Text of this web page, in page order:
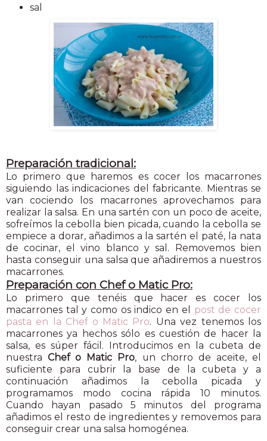
sal
Preparación tradicional:
Lo primero que haremos es cocer los macarrones
siguiendo las indicaciones del fabricante. Mientras se
van cociendo los macarrones aprovechamos para
realizar la salsa. En una sartén con un poco de aceite,
sofreímos la cebolla bien picada, cuando la cebolla se
empiece a dorar, añadimos a la sartén el paté, la nata
de cocinar, el vino blanco y sal. Removemos bien
hasta conseguir una salsa que añadiremos a nuestros
macarrones.
Preparación con Chef o Matic Pro:
Lo primero que tenéis que hacer es cocer los
macarrones tal y como os indico en el post de cocer
pasta en la Chef o Matic Pro. Una vez tenemos los
macarrones ya hechos sólo es cuestión de hacer la
salsa, es súper fácil. Introducimos en la cubeta de
nuestraChef o Matic Pro, un chorro de aceite, el
suficiente para cubrir la base de la cubeta y a
continuación añadimos la cebolla picada y
programamos modo cocina rápida 10 minutos.
Cuando hayan pasado 5 minutos del programa
añadimos el resto de ingredientes y removemos para
conseguir crear una salsa homogénea.